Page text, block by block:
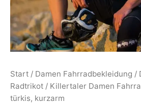
Start / Damen Fahrradbekleidung /
Radtrikot / Killertaler Damen
türkis, kurzarm